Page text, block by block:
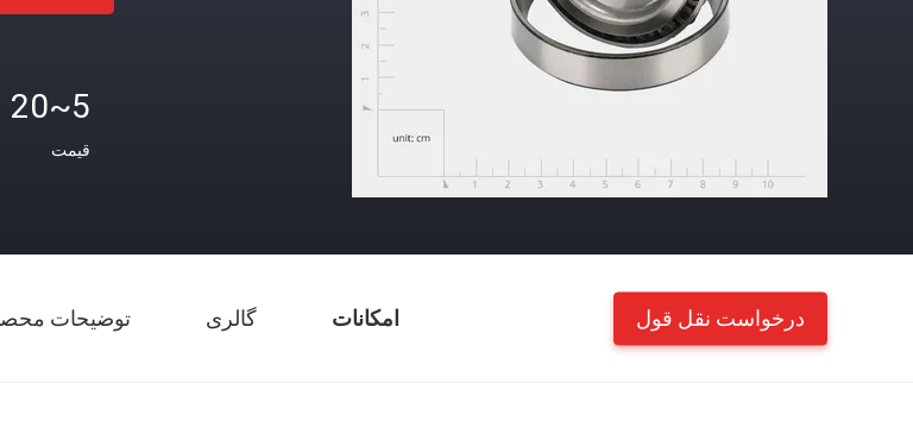
5~20
قیمت
امکانات گالری توضیحات درخواست نقل قول